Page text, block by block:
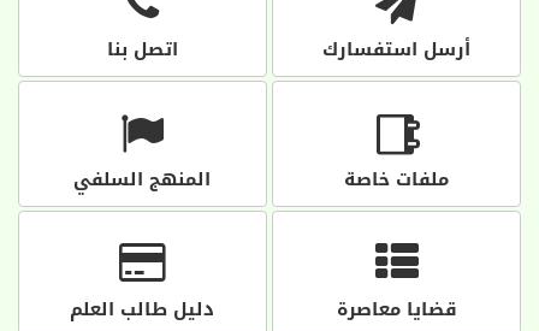
أرسل استفسارك اتصل بنا
ملفات خاصة المنهج السلفي
قضايا معاصرة دليل طالب العلم